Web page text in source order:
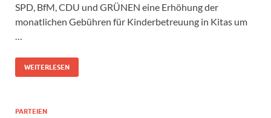
SPD, BfM, CDU und GRÜNEN eine Erhöhung der
monatlichen Gebühren für Kinderbetreuung in Kitas um
WEITERLESEN
PARTEIEN